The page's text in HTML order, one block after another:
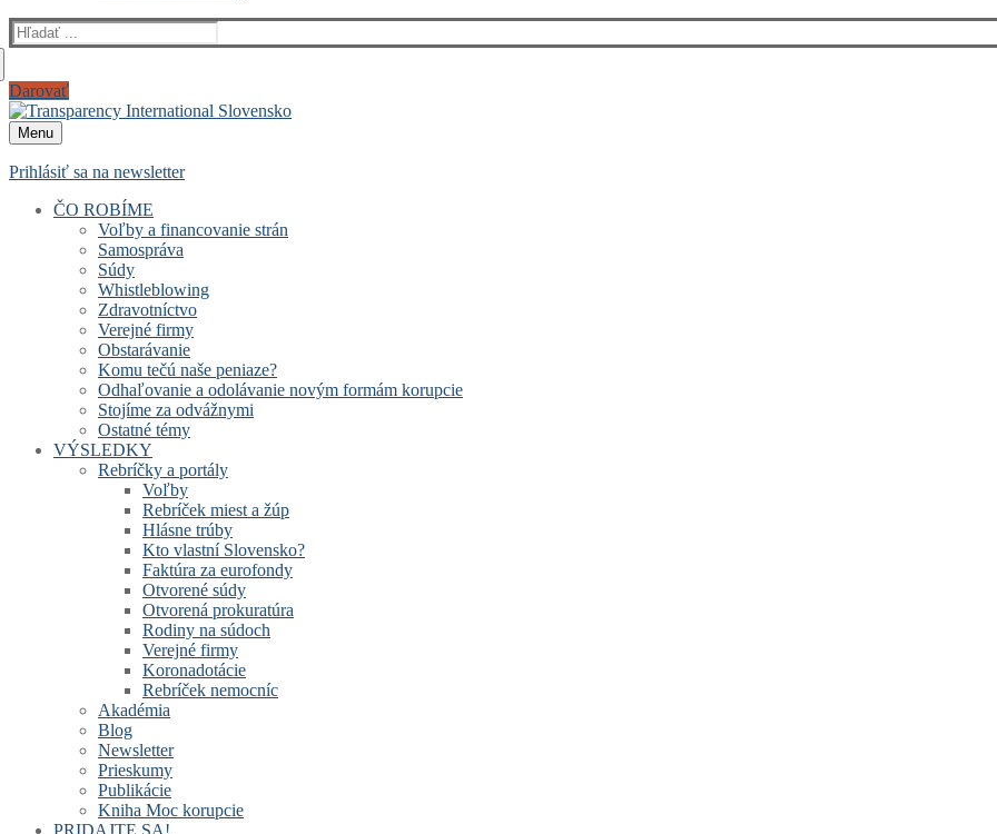
Hľadať:
Darovať
Menu
Prihlásiť sa na newsletter
ČO ROBÍME
Voľby a financovanie strán
Samospráva
Súdy
Whistleblowing
Zdravotníctvo
Verejné firmy
Obstarávanie
Komu tečú naše peniaze?
Odhaľovanie a odolávanie novým formám korupcie
Stojíme za odvážnymi
Ostatné témy
VÝSLEDKY
Rebríčky a portály
Voľby
Rebríček miest a žúp
Hlásne trúby
Kto vlastní Slovensko?
Faktúra za eurofondy
Otvorené súdy
Otvorená prokuratúra
Rodiny na súdoch
Verejné firmy
Koronadotácie
Rebríček nemocníc
Akadémia
Blog
Newsletter
Prieskumy
Publikácie
Kniha Moc korupcie
PRIDAJTE SA!